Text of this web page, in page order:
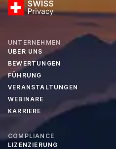
UNTERNEHMEN
ÜBER UNS
BEWERTUNGEN
FÜHRUNG
VERANSTALTUNGEN
WEBINARE
KARRIERE
COMPLIANCE
LIZENZIERUNG